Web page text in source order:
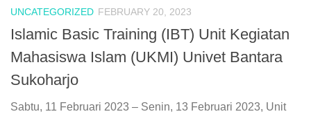
UNCATEGORIZED FEBRUARY 20, 2023
Islamic Basic Training (IBT) Unit Kegiatan
Mahasiswa Islam (UKMI) Univet Bantara
Sukoharjo
Sabtu, 11 Februari 2023 – Senin, 13 Februari 2023, Unit